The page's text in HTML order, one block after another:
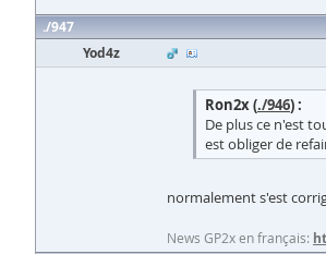
947
Yod4z
Ron2x (./946) :
De plus ce n'est
est obliger de
normalement s'est
News GP2x en français: